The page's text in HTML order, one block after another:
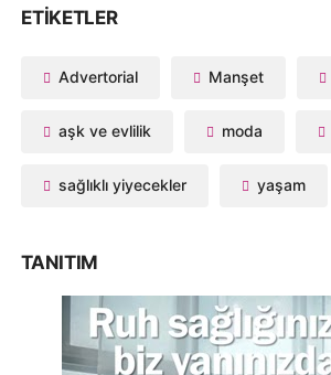
ETIKETLER
Advertorial Manşet
aşk ve evlilik moda
sağlıklı yiyecekler yaşam
TANITIM